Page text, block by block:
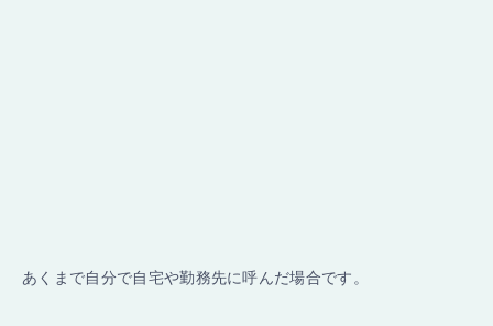
あくまで自分で自宅や勤務先に呼んだ場合です。